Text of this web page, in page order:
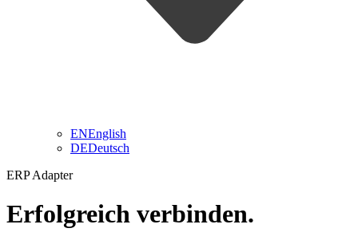
ENEnglish
DEDeutsch
ERP Adapter
Erfolgreich verbinden.